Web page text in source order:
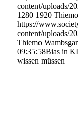
content/uploads/
1280 1920
https://
content/uploads/
Thiemo
09:35:58Bias in
wissen müssen